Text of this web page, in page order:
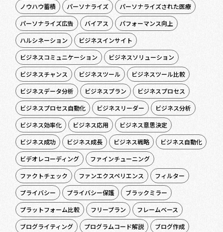
ノウハウ蓄積
パーソナライズ
パーソナライズされた医療
パーソナライズ広告
バイアス
パフォーマンス向上
ハルシネーション
ビジネスインサイト
ビジネスコミュニケーション
ビジネスソリューション
ビジネスチャンス
ビジネスツール
ビジネスツール比較
ビジネスデータ分析
ビジネスプラン
ビジネスプロセス
ビジネスプロセス自動化
ビジネスリーダー
ビジネス分析
ビジネス効率化
ビジネス応用
ビジネス意思決定
ビジネス成功
ビジネス成長 ビジネス戦略
ビジネス自動化
ビデオレコーディング
ファインチューニング
ファクトチェック
ファンエクスペリエンス
フィルター
プライバシー
プライバシー保護
ブラックミラー
プラットフォーム比較
フリープラン
フレームベース
ブログライティング
プログラムコード解説
ブログ作成